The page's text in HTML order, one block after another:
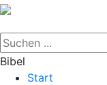
Bibel
Start